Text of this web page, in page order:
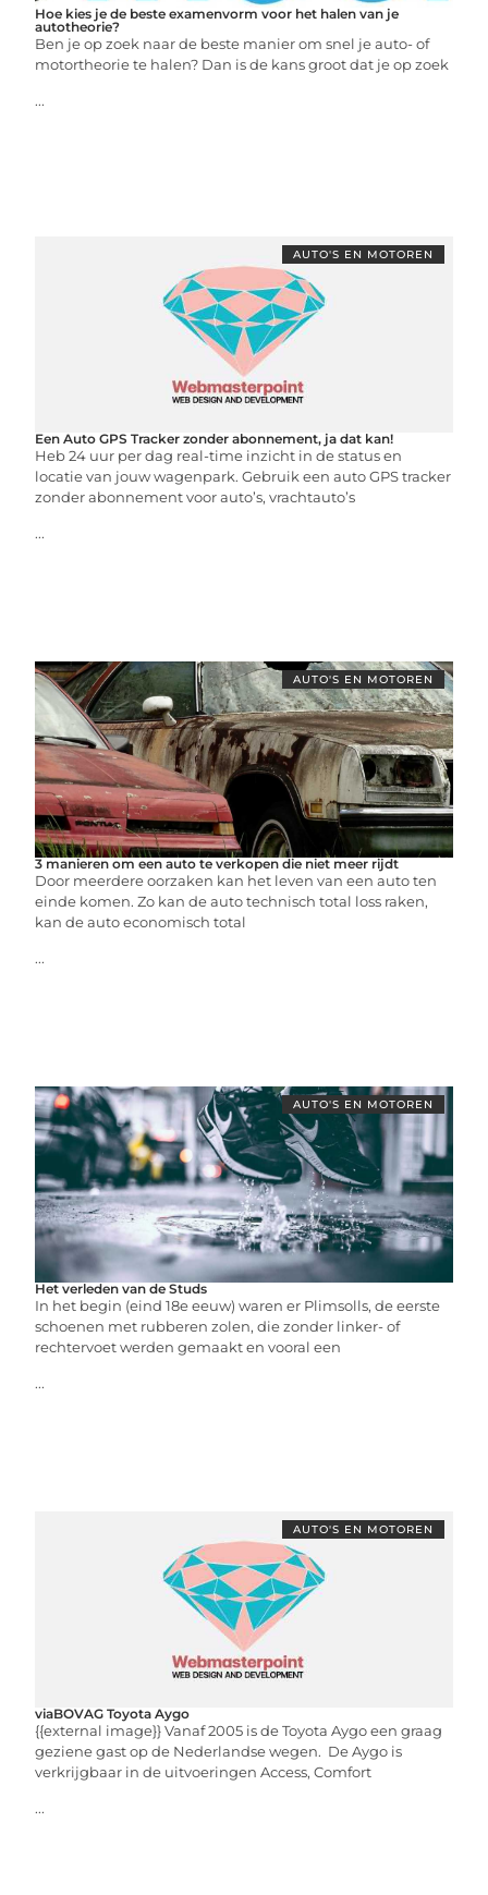
Hoe kies je de beste examenvorm voor het halen van je
autotheorie?
Ben je op zoek naar de beste manier om snel je auto- of
motortheorie te halen? Dan is de kans groot dat je op zoek
...
AUTO'S EN MOTOREN
Een Auto GPS Tracker zonder abonnement, ja dat kan!
Heb 24 uur per dag real-time inzicht in de status en
locatie van jouw wagenpark. Gebruik een auto GPS tracker
zonder abonnement voor auto’s, vrachtauto’s
...
AUTO'S EN MOTOREN
3 manieren om een auto te verkopen die niet meer rijdt
Door meerdere oorzaken kan het leven van een auto ten
einde komen. Zo kan de auto technisch total loss raken,
kan de auto economisch total
...
AUTO'S EN MOTOREN
Het verleden van de Studs
In het begin (eind 18e eeuw) waren er Plimsolls, de eerste
schoenen met rubberen zolen, die zonder linker- of
rechtervoet werden gemaakt en vooral een
...
AUTO'S EN MOTOREN
viaBOVAG Toyota Aygo
{{external image}} Vanaf 2005 is de Toyota Aygo een graag
geziene gast op de Nederlandse wegen. De Aygo is
verkrijgbaar in de uitvoeringen Access, Comfort
...